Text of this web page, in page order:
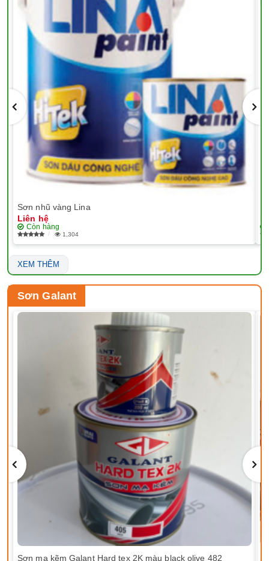
Sơn nhũ vàng Lina
Liên hệ
Còn hàng
1,304
XEM THÊM
Sơn Galant
Sơn mạ kẽm Galant Hard tex 2K màu black olive 482